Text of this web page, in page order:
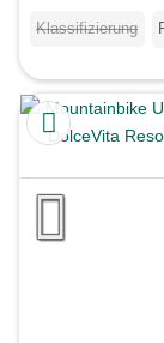
Klassifizierung